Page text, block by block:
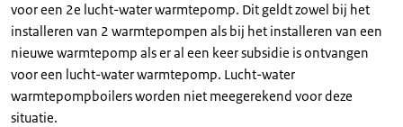
voor een 2e lucht-water warmtepomp. Dit geldt zowel bij het
installeren van 2 warmtepompen als bij het installeren van een
nieuwe warmtepomp als er al een keer subsidie is ontvangen
voor een lucht-water warmtepomp. Lucht-water
warmtepompboilers worden niet meegerekend voor deze
situatie.